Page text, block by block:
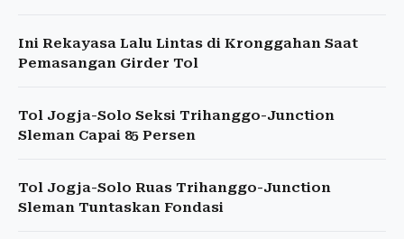
Ini Rekayasa Lalu Lintas di Kronggahan Saat
Pemasangan Girder Tol
Tol Jogja-Solo Seksi Trihanggo-Junction
Sleman Capai 85 Persen
Tol Jogja-Solo Ruas Trihanggo-Junction
Sleman Tuntaskan Fondasi